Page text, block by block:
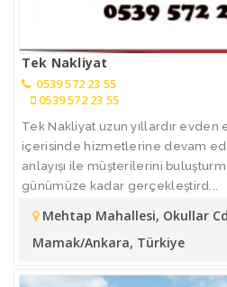
Tek Nakliyat
0539 572 23 55
0539 572 23 55
Tek Nakliyat uzun yıllardır evden
içerisinde hizmetlerine devam
anlayışı ile müşterilerini
günümüze kadar gerçekleştird...
Mehtap Mahallesi, Okullar
Mamak/Ankara, Türkiye